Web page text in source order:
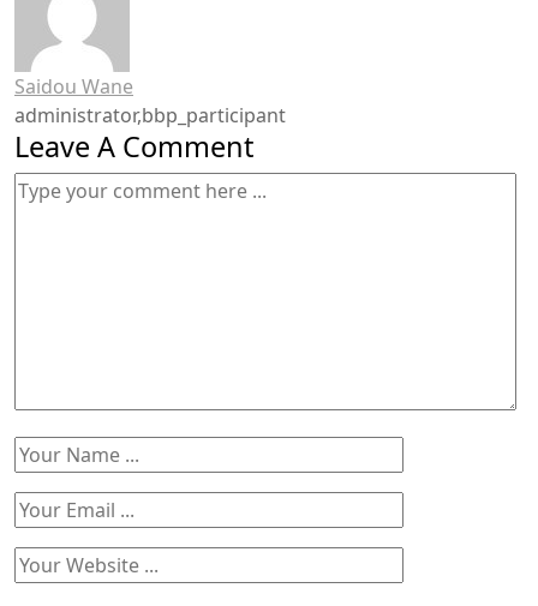
Saidou Wane
administrator,bbp_participant
Leave A Comment